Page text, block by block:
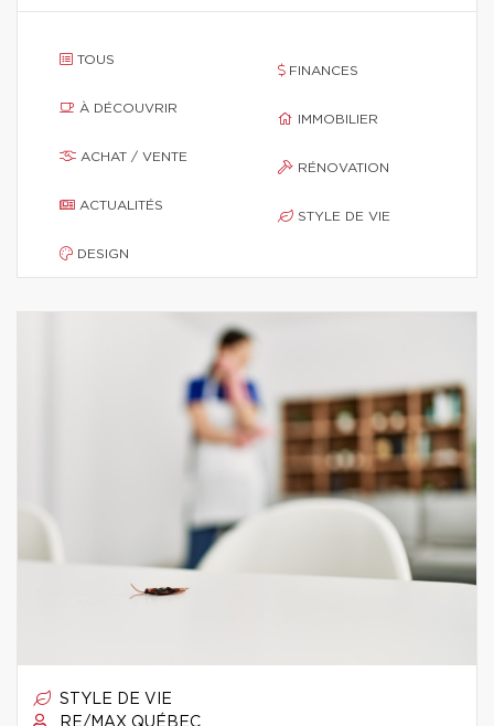
TOUS
À DÉCOUVRIR
ACHAT / VENTE
ACTUALITÉS
DESIGN
FINANCES
IMMOBILIER
RÉNOVATION
STYLE DE VIE
STYLE DE VIE
RE/MAX QUÉBEC